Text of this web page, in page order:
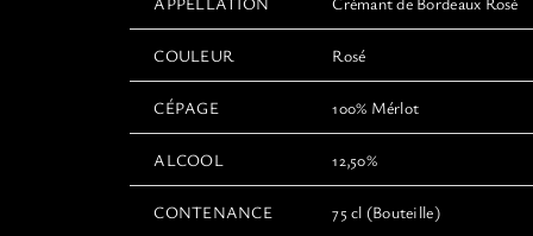
COULEUR Rosé
CÉPAGE 100% Mérlot
ALCOOL 12,50%
CONTENANCE 75 cl (Bouteille)